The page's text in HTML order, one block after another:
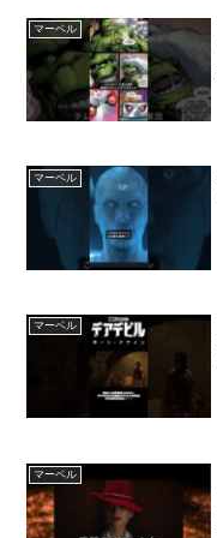
マーベル
マーベル
マーベル
マーベル